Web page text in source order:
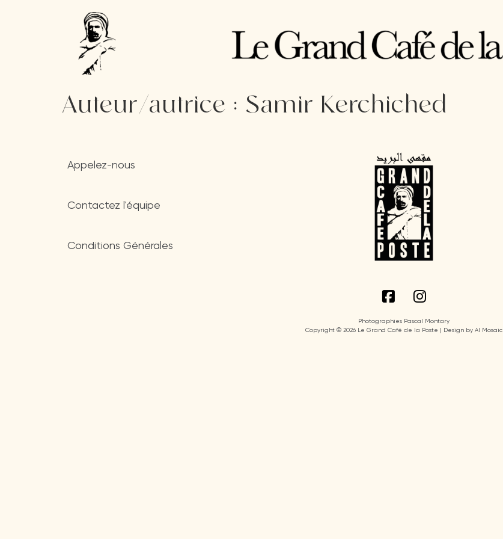
Auteur/autrice : Samir Kerchiched
Appelez-nous
Contactez l'équipe
Conditions Générales
Photographies Pascal Montary
Copyright © 2026 Le Grand Café de la Poste | Design by AI Mosaic